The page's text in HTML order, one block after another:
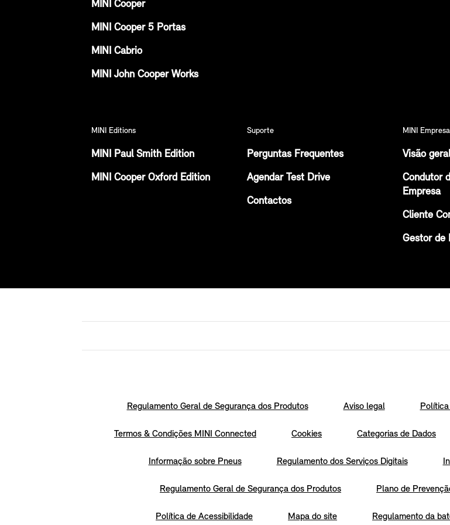
MINI Cooper
MINI Cooper 5 Portas
MINI Cabrio
MINI John Cooper Works
MINI Editions
MINI Paul Smith Edition
MINI Cooper Oxford Edition
Suporte
Perguntas Frequentes
Agendar Test Drive
Contactos
MINI
Visão geral
Condutor
Empresa
Cliente
Gestor de
Regulamento Geral de Segurança dos Produtos Aviso legal
Termos & Condições MINI Connected Cookies Categorias de Dados
Informação sobre Pneus Regulamento dos Serviços Digitais
Regulamento Geral de Segurança dos Produtos Plano de
Política de Acessibilidade Mapa do site Regulamento da